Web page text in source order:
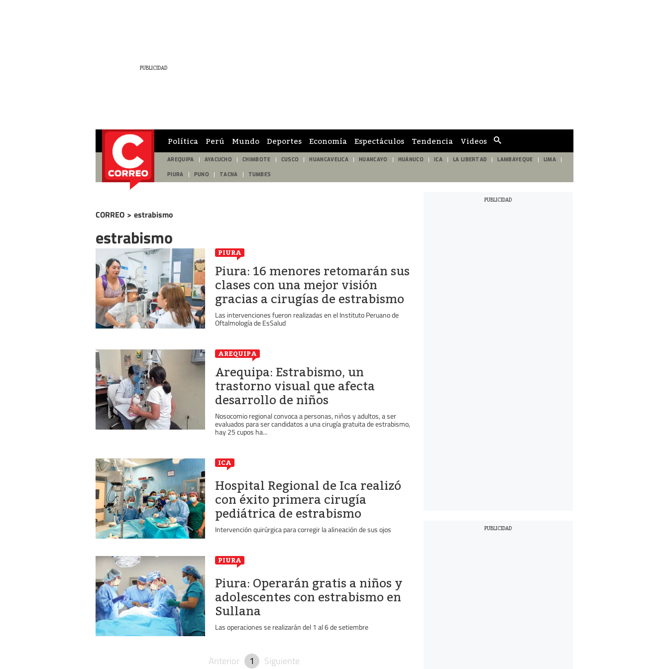
de
búsqueda
Política Perú Mundo Deportes Economía Espectáculos Tendencia Videos
AREQUIPA AYACUCHO CHIMBOTE CUSCO HUANCAVELICA HUANCAYO HUÁNUCO ICA LA LIBERTAD LAMBAYEQUE LIMA
PIURA PUNO TACNA TUMBES
CORREO > estrabismo
estrabismo
PIURA
Piura: 16 menores retomarán sus
clases con una mejor visión
gracias a cirugías de estrabismo
Las intervenciones fueron realizadas en el Instituto Peruano de
Oftalmología de EsSalud
AREQUIPA
Arequipa: Estrabismo, un
trastorno visual que afecta
desarrollo de niños
Nosocomio regional convoca a personas, niños y adultos, a ser
evaluados para ser candidatos a una cirugía gratuita de estrabismo,
hay 25 cupos ha...
ICA
Hospital Regional de Ica realizó
con éxito primera cirugía
pediátrica de estrabismo
Intervención quirúrgica para corregir la alineación de sus ojos
PIURA
Piura: Operarán gratis a niños y
adolescentes con estrabismo en
Sullana
Las operaciones se realizarán del 1 al 6 de setiembre
Anterior 1 Siguiente